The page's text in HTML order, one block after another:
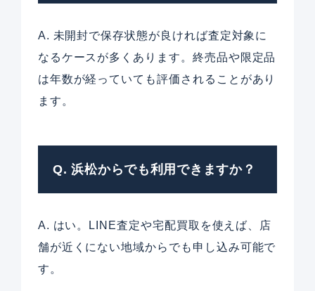
A. 未開封で保存状態が良ければ査定対象に
なるケースが多くあります。終売品や限定品
は年数が経っていても評価されることがあり
ます。
Q. 浜松からでも利用できますか？
A. はい。LINE査定や宅配買取を使えば、店
舗が近くにない地域からでも申し込み可能で
す。